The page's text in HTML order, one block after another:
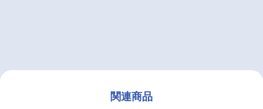
関連商品